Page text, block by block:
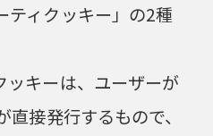
ティクッキー」の2種
ッキーは、ユーザーが
接発行するもので、